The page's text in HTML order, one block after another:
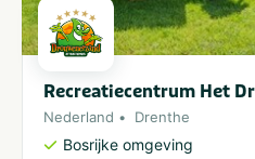
Recreatiecentrum Het
Nederland Drenthe
Bosrijke omgeving